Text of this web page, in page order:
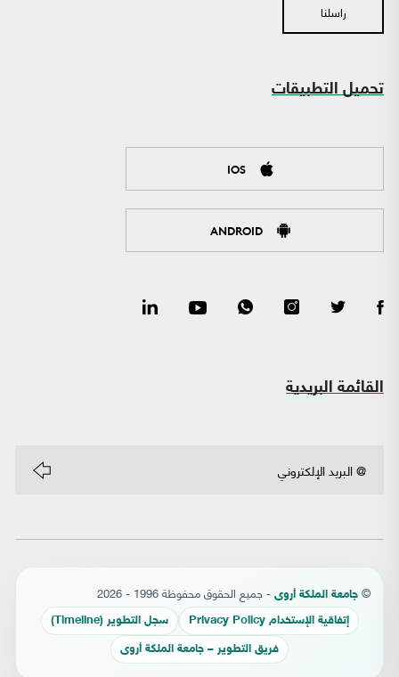
راسلنا
تحميل التطبيقات
IOS
ANDROID
القائمة البريدية
© جامعة الملكة أروى - جميع الحقوق محفوظة 1996 - 2026
إتفاقية الإستخدام Privacy Policy سجل التطوير (Timeline)
فريق التطوير – جامعة الملكة أروى